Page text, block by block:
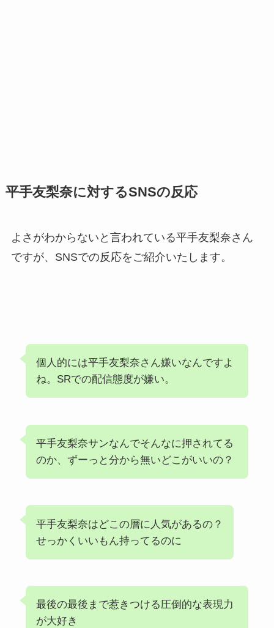
平手友梨奈に対するSNSの反応
よさがわからないと言われている平手友梨奈さん
ですが、SNSでの反応をご紹介いたします。
個人的には平手友梨奈さん嫌いなんですよ
ね。SRでの配信態度が嫌い。
平手友梨奈サンなんでそんなに押されてる
のか、ずーっと分から無いどこがいいの？
平手友梨奈はどこの層に人気があるの？
せっかくいいもん持ってるのに
最後の最後まで惹きつける圧倒的な表現力
が大好き